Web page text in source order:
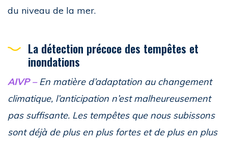
du niveau de la mer.
La détection précoce des tempêtes et
inondations
AIVP – En matière d’adaptation au changement
climatique, l’anticipation n’est malheureusement
pas suffisante. Les tempêtes que nous subissons
sont déjà de plus en plus fortes et de plus en plus